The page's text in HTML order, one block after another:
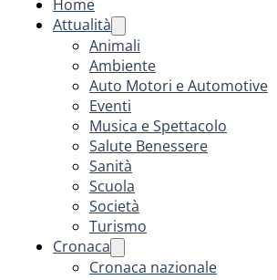
Home
Attualità
Animali
Ambiente
Auto Motori e Automotive
Eventi
Musica e Spettacolo
Salute Benessere
Sanità
Scuola
Società
Turismo
Cronaca
Cronaca nazionale